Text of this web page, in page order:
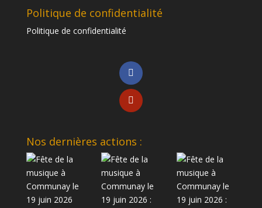
Politique de confidentialité
Politique de confidentialité
Nos dernières actions :